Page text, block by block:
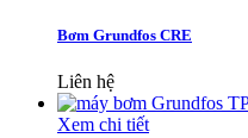
Bơm Grundfos CRE
Liên hệ
Xem chi tiết